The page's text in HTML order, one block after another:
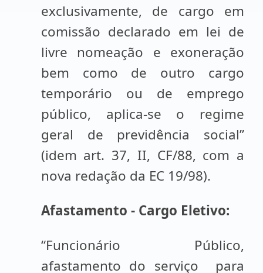
exclusivamente, de cargo em
comissão declarado em lei de
livre nomeação e exoneração
bem como de outro cargo
temporário ou de emprego
público, aplica-se o regime
geral de previdência social”
(idem art. 37, II, CF/88, com a
nova redação da EC 19/98).
Afastamento - Cargo Eletivo:
“Funcionário Público,
afastamento do serviço para